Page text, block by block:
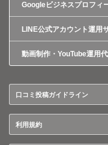
Googleビジネスプロフィ
LINE公式アカウント運用
動画制作・YouTube運用
口コミ投稿ガイドライン
利用規約